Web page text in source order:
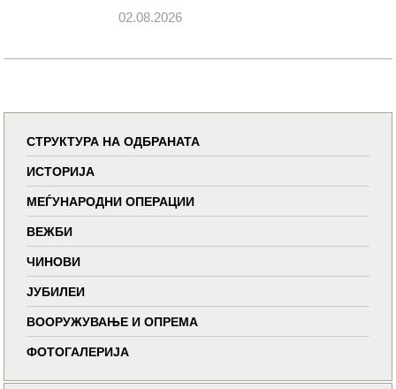
02.08.2026
СТРУКТУРА НА ОДБРАНАТА
ИСТОРИЈА
МЕЃУНАРОДНИ ОПЕРАЦИИ
ВЕЖБИ
ЧИНОВИ
ЈУБИЛЕИ
ВООРУЖУВАЊЕ И ОПРЕМА
ФОТОГАЛЕРИЈА